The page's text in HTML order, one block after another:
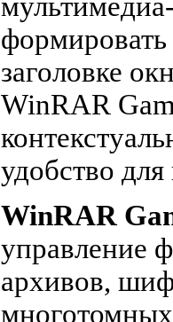
заголовке
WinRAR
удобство
WinRAR
управление
архивов,
многотомных